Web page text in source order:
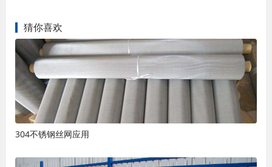
猜你喜欢
304不锈钢丝网应用